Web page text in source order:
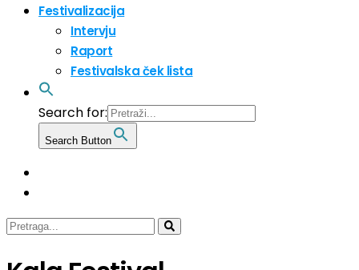
Festivalizacija
Intervju
Raport
Festivalska ček lista
Search for:
Search Button